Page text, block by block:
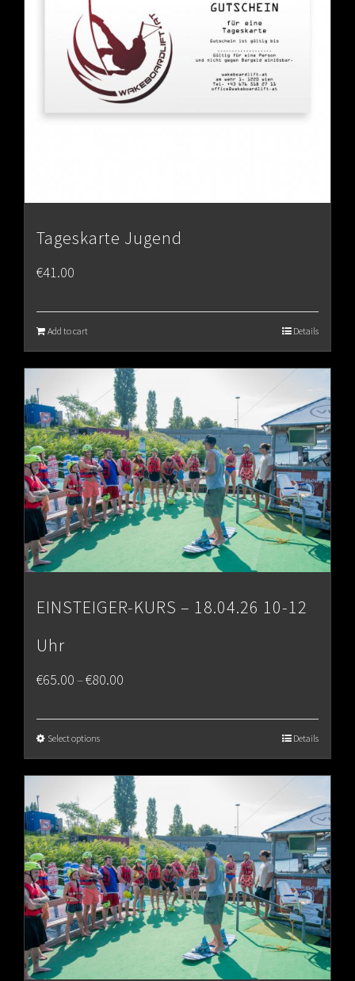
Tageskarte Jugend
€41.00
Add to cart Details
EINSTEIGER-KURS – 18.04.26 10-12
Uhr
€65.00–€80.00
€80.00
Select options Details